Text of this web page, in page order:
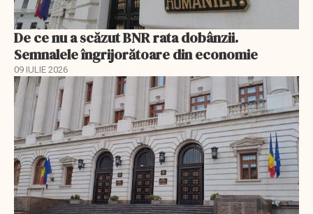
De ce nu a scăzut BNR rata dobânzii.
Semnalele îngrijorătoare din economie
09 IULIE 2026